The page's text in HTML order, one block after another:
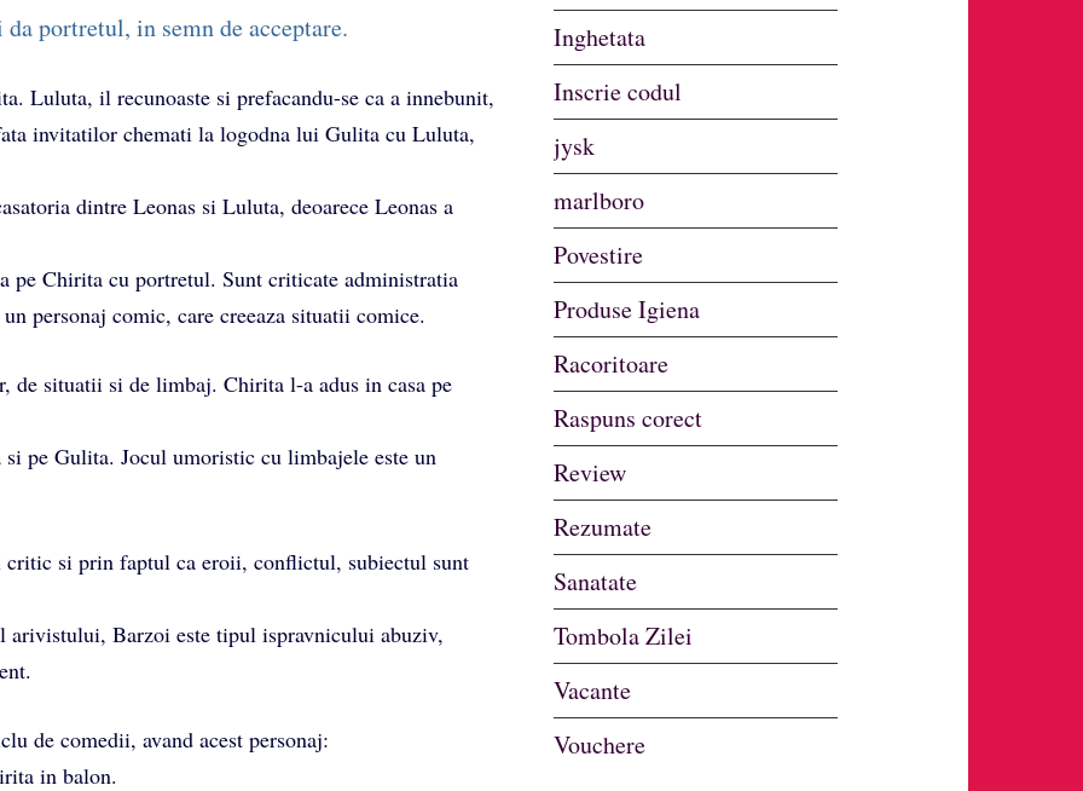
portretul, in semn de acceptare.
Luluta, il recunoaste si prefacandu-se ca a innebunit,
invitatilor chemati la logodna lui Gulita cu Luluta,
dintre Leonas si Luluta, deoarece Leonas a
pe Chirita cu portretul. Sunt criticate administratia
personaj comic, care creeaza situatii comice.
de situatii si de limbaj. Chirita l-a adus in casa pe
si pe Gulita. Jocul umoristic cu limbajele este un
critic si prin faptul ca eroii, conflictul, subiectul sunt
arivistului, Barzoi este tipul ispravnicului abuziv,
de comedii, avand acest personaj:
in balon.
Inghetata
Inscrie codul
jysk
marlboro
Povestire
Produse Igiena
Racoritoare
Raspuns corect
Review
Rezumate
Sanatate
Tombola Zilei
Vacante
Vouchere